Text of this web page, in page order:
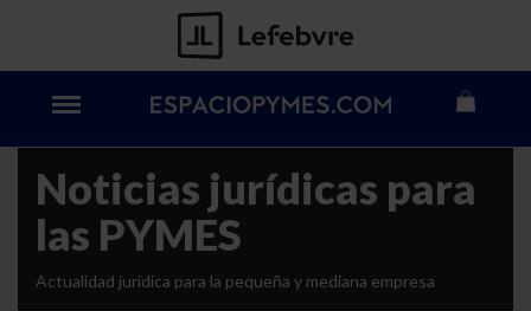
Noticias jurídicas para
las PYMES
Actualidad jurídica para la pequeña y mediana empresa